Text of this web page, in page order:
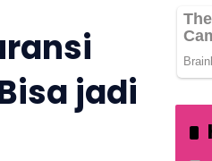
jadi